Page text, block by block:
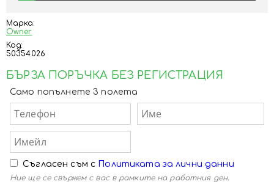
Марка:
Owner
Код:
50354026
БЪРЗА ПОРЪЧКА БЕЗ РЕГИСТРАЦИЯ
Само попълнете 3 полета
Съгласен съм с Политиката за лични данни
Ние ще се свържем с вас в рамките на работния ден.